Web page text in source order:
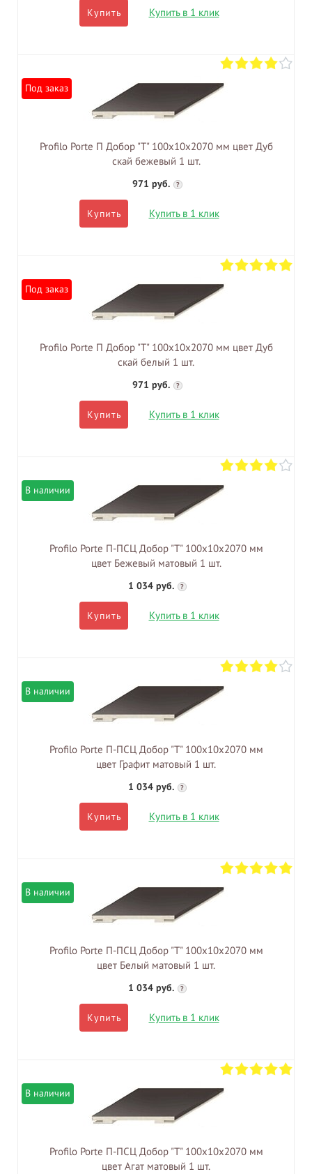
Купить Купить в 1 клик
Под заказ
Profilo Porte П Добор "Т" 100х10х2070 мм цвет Дуб
скай бежевый 1 шт.
971 руб. ?
Купить Купить в 1 клик
Под заказ
Profilo Porte П Добор "Т" 100х10х2070 мм цвет Дуб
скай белый 1 шт.
971 руб. ?
Купить Купить в 1 клик
В наличии
Profilo Porte П-ПСЦ Добор "Т" 100х10х2070 мм
цвет Бежевый матовый 1 шт.
1 034 руб. ?
Купить Купить в 1 клик
В наличии
Profilo Porte П-ПСЦ Добор "Т" 100х10х2070 мм
цвет Графит матовый 1 шт.
1 034 руб. ?
Купить Купить в 1 клик
В наличии
Profilo Porte П-ПСЦ Добор "Т" 100х10х2070 мм
цвет Белый матовый 1 шт.
1 034 руб. ?
Купить Купить в 1 клик
В наличии
Profilo Porte П-ПСЦ Добор "Т" 100х10х2070 мм
цвет Агат матовый 1 шт.